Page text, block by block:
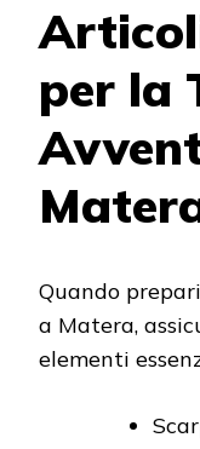
per la
Quando
a Matera,
elementi